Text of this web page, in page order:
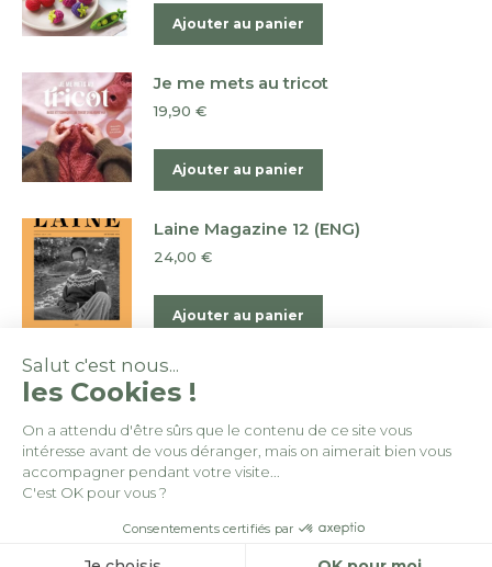
Ajouter au panier
Je me mets au tricot
19,90 €
Ajouter au panier
Laine Magazine 12 (ENG)
24,00 €
Ajouter au panier
© ByPoush
Salut c'est nous...
les Cookies !
On a attendu d'être sûrs que le contenu de ce site vous
intéresse avant de vous déranger, mais on aimerait bien vous
accompagner pendant votre visite...
C'est OK pour vous ?
Consentements certifiés par